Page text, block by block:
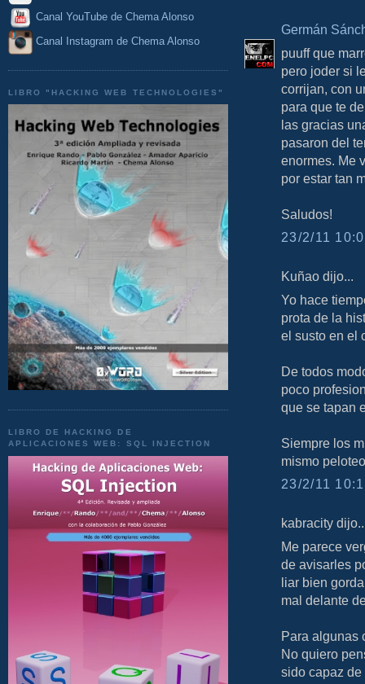
Canal YouTube de Chema Alonso
Canal Instagram de Chema Alonso
LIBRO "HACKING WEB TECHNOLOGIES"
LIBRO DE HACKING DE
APLICACIONES WEB: SQL INJECTION
Germán
puuff que
pero joder si
corrijan, con
para que te
las gracias
pasaron del
enormes. Me
por estar tan
Saludos!
23/2/11
Kuñao dijo...
Yo hace
prota de la
el susto en el
De todos
poco
que se tapan
Siempre los
mismo
23/2/11
kabracity
Me parece
de avisarles
liar bien
mal delante
Para algunas
No quiero
sido capaz